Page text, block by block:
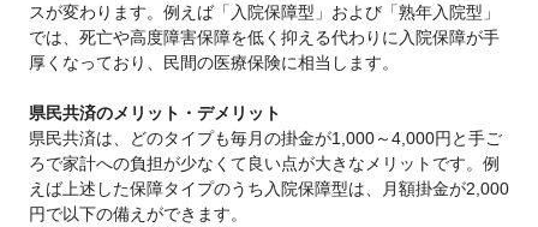
スが変わります。例えば「入院保障型」および「熟年入院型」
では、死亡や高度障害保障を低く抑える代わりに入院保障が手
厚くなっており、民間の医療保険に相当します。
県民共済のメリット・デメリット
県民共済は、どのタイプも毎月の掛金が1,000～4,000円と手ご
ろで家計への負担が少なくて良い点が大きなメリットです。例
えば上述した保障タイプのうち入院保障型は、月額掛金が2,000
円で以下の備えができます。